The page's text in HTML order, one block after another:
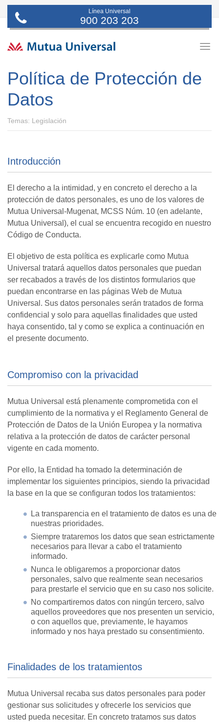
Línea Universal
900 203 203
Política de Protección de
Datos
Temas: Legislación
Introducción
El derecho a la intimidad, y en concreto el derecho a la
protección de datos personales, es uno de los valores de
Mutua Universal-Mugenat, MCSS Núm. 10 (en adelante,
Mutua Universal), el cual se encuentra recogido en nuestro
Código de Conducta.
El objetivo de esta política es explicarle como Mutua
Universal tratará aquellos datos personales que puedan
ser recabados a través de los distintos formularios que
puedan encontrarse en las páginas Web de Mutua
Universal. Sus datos personales serán tratados de forma
confidencial y solo para aquellas finalidades que usted
haya consentido, tal y como se explica a continuación en
el presente documento.
Compromiso con la privacidad
Mutua Universal está plenamente comprometida con el
cumplimiento de la normativa y el Reglamento General de
Protección de Datos de la Unión Europea y la normativa
relativa a la protección de datos de carácter personal
vigente en cada momento.
Por ello, la Entidad ha tomado la determinación de
implementar los siguientes principios, siendo la privacidad
la base en la que se configuran todos los tratamientos:
La transparencia en el tratamiento de datos es una de
nuestras prioridades.
Siempre trataremos los datos que sean estrictamente
necesarios para llevar a cabo el tratamiento
informado.
Nunca le obligaremos a proporcionar datos
personales, salvo que realmente sean necesarios
para prestarle el servicio que en su caso nos solicite.
No compartiremos datos con ningún tercero, salvo
aquellos proveedores que nos presenten un servicio,
o con aquellos que, previamente, le hayamos
informado y nos haya prestado su consentimiento.
Finalidades de los tratamientos
Mutua Universal recaba sus datos personales para poder
gestionar sus solicitudes y ofrecerle los servicios que
usted pueda necesitar. En concreto tratamos sus datos